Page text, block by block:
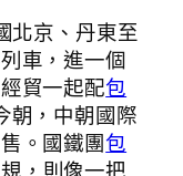
北京、丹東至
車，進一個
貿一起配包
朝，中朝國際
。國鐵團包